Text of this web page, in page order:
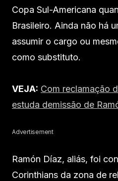
Copa Sul-Americana
Brasileiro. Ainda não há
assumir o cargo ou
como substituto.
VEJA: Com reclamação
estuda demissão de
Advertisement
Ramón Díaz, aliás, foi
Corinthians da zona de